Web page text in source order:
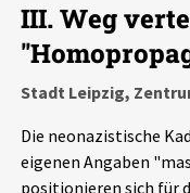
Chronik
Leipziger Zustände
III. Weg
Stadt Leipzig,
Die neonazistische
eigenen Angaben
positionieren sich für
Ereignisse